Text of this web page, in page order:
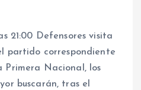
21:00 Defensores visita
partido correspondiente
Nacional, los
buscarán, tras el